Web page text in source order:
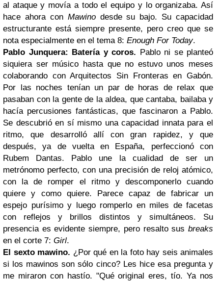
al ataque y movía a todo el equipo y lo organizaba. Así
hace ahora con Mawinodesde su bajo. Su capacidad
estructurante está siempre presente, pero creo que se
nota especialmente en el tema 8: Enough For Today.
Pablo Junquera: Batería y coros. Pablo ni se planteó
siquiera ser músico hasta que no estuvo unos meses
colaborando con Arquitectos Sin Fronteras en Gabón.
Por las noches tenían un par de horas de relax que
pasaban con la gente de la aldea, que cantaba, bailaba y
hacía percusiones fantásticas, que fascinaron a Pablo.
Se descubrió en sí mismo una capacidad innata para el
ritmo, que desarrolló allí con gran rapidez, y que
después, ya de vuelta en España, perfeccionó con
Rubem Dantas. Pablo une la cualidad de ser un
metrónomo perfecto, con una precisión de reloj atómico,
con la de romper el ritmo y descomponerlo cuando
quiere y como quiere. Parece capaz de fabricar un
espejo purísimo y luego romperlo en miles de facetas
con reflejos y brillos distintos y simultáneos. Su
presencia es evidente siempre, pero resalto sus breaks
en el corte 7: Girl.
El sexto mawino. ¿Por qué en la foto hay seis animales
si los mawinos son sólo cinco? Les hice esa pregunta y
me miraron con hastío. "Qué original eres, tío. Ya nos